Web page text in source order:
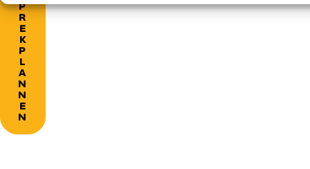
P
R
E
K
P
L
A
N
N
E
N